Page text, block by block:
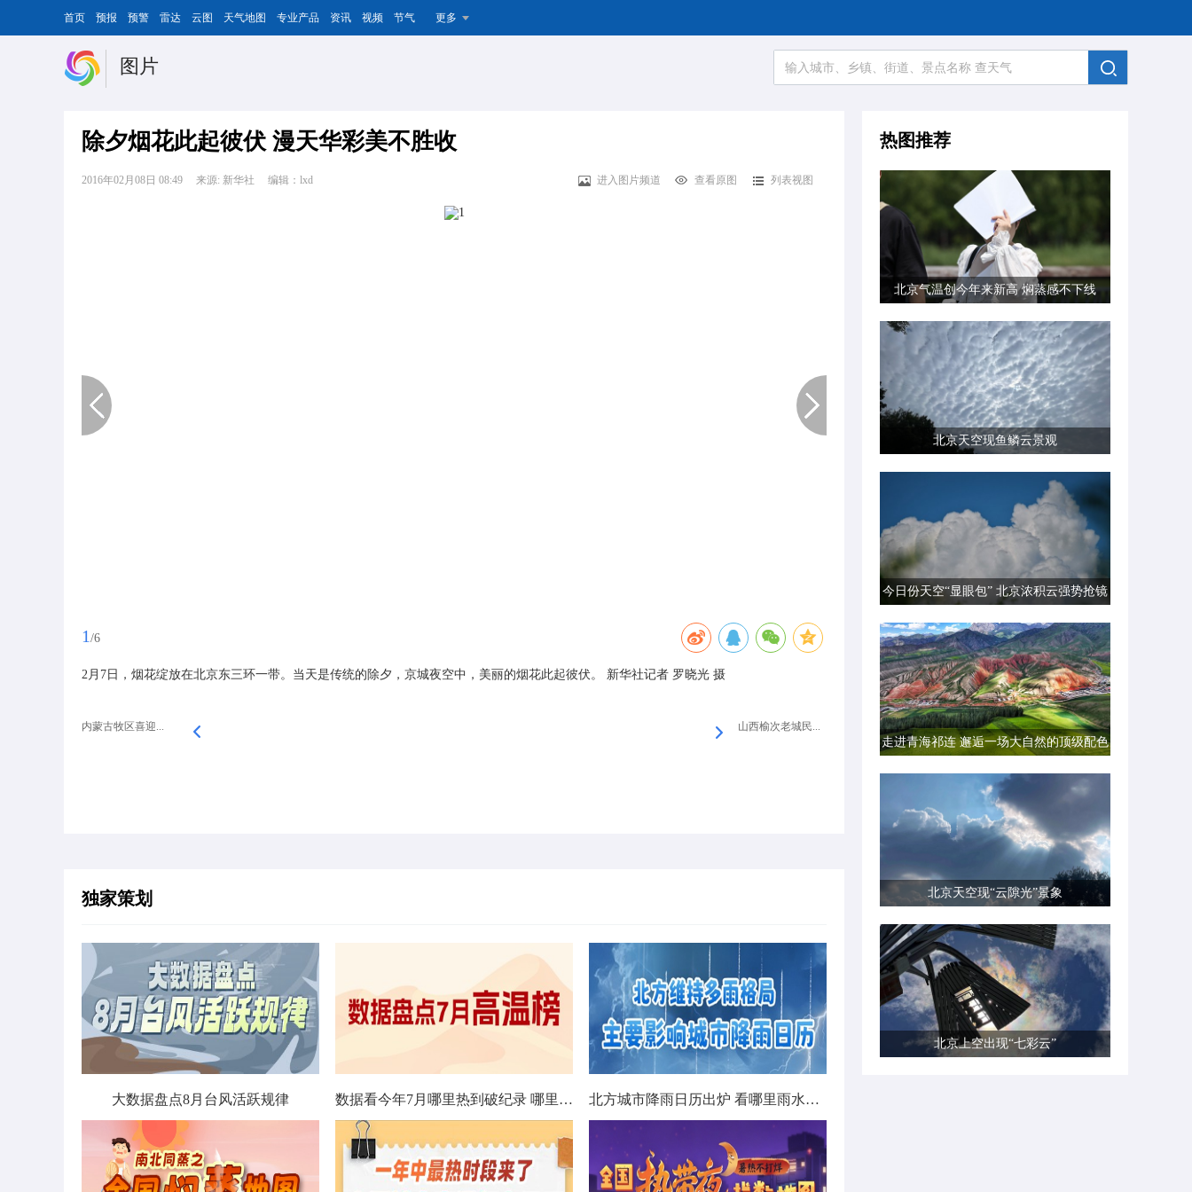
首页 预报 预警 雷达 云图 天气地图 专业产品 资讯 视频 节气 更多
图片
除夕烟花此起彼伏 漫天华彩美不胜收
2016年02月08日 08:49 来源: 新华社 编辑：lxd 进入图片频道 查看原图 列表视图
1 /6
2月7日，烟花绽放在北京东三环一带。当天是传统的除夕，京城夜空中，美丽的烟花此起彼伏。 新华社记者 罗晓光 摄
内蒙古牧区喜迎... 山西榆次老城民...
独家策划
大数据盘点8月台风活跃规律 数据看今年7月哪里热到破纪录 哪里暑热连轴转 北方城市降雨日历出炉 看哪里雨水超长待机
热图推荐
北京气温创今年来新高 焖蒸感不下线
北京天空现鱼鳞云景观
今日份天空“显眼包” 北京浓积云强势抢镜
走进青海祁连 邂逅一场大自然的顶级配色
北京天空现“云隙光”景象
北京上空出现“七彩云”